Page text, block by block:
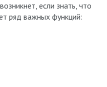
если знать, что
ряд важных функций: